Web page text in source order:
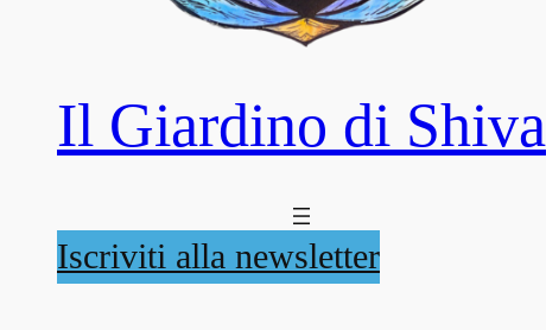
Il Giardino di Shiva
Iscriviti alla newsletter